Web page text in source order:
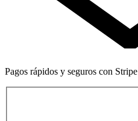
Pagos rápidos y seguros con Stripe